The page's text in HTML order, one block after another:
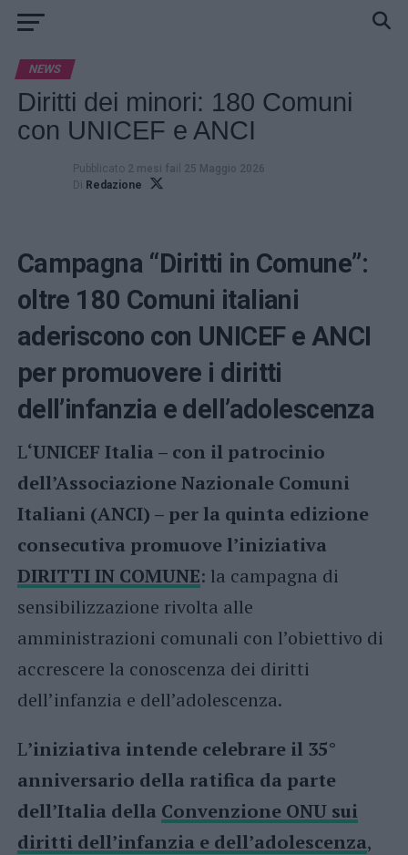
NEWS
Diritti dei minori: 180 Comuni
con UNICEF e ANCI
Pubblicato 2 mesi fail 25 Maggio 2026
Di Redazione
Campagna “Diritti in Comune”:
oltre 180 Comuni italiani
aderiscono con UNICEF e ANCI
per promuovere i diritti
dell’infanzia e dell’adolescenza
L‘UNICEF Italia – con il patrocinio
dell’Associazione Nazionale Comuni
Italiani (ANCI) – per la quinta edizione
consecutiva promuove l’iniziativa
DIRITTI IN COMUNE: la campagna di
sensibilizzazione rivolta alle
amministrazioni comunali con l’obiettivo di
accrescere la conoscenza dei diritti
dell’infanzia e dell’adolescenza.
L’iniziativa intende celebrare il 35°
anniversario della ratifica da parte
dell’Italia della Convenzione ONU sui
diritti dell’infanzia e dell’adolescenza,